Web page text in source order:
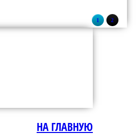
1 2
НА ГЛАВНУЮ